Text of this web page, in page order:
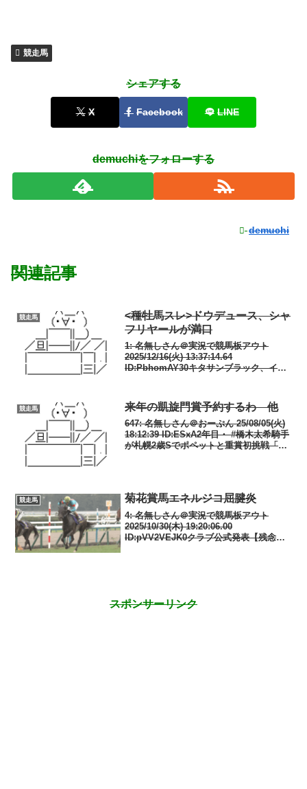
競走馬
シェアする
X Facebook LINE
demuchiをフォローする
demuchi
関連記事
競走馬
<種牡馬スレ>ドウデュース、シャ
フリヤールが満口
1: 名無しさん＠実況で競馬板アウト
2025/12/16(火) 13:37:14.64
ID:PbhomAY30キタサンブラック、イク
2025/12/16(火) 13:3...
競走馬 来年の凱旋門賞予約するわ 他
647: 名無しさん＠おーぷん 25/08/05(火)
18:12:39 ID:ESxA2年目・ #橋木太希騎手
が札幌2歳Sでポペットと重賞初挑戦「夢
競走馬 菊花賞馬エネルジコ屈腱炎
4: 名無しさん＠実況で競馬板アウト
2025/10/30(木) 19:20:06.00
ID:pVV2VEJK0クラブ公式発表【残念な
スポンサーリンク